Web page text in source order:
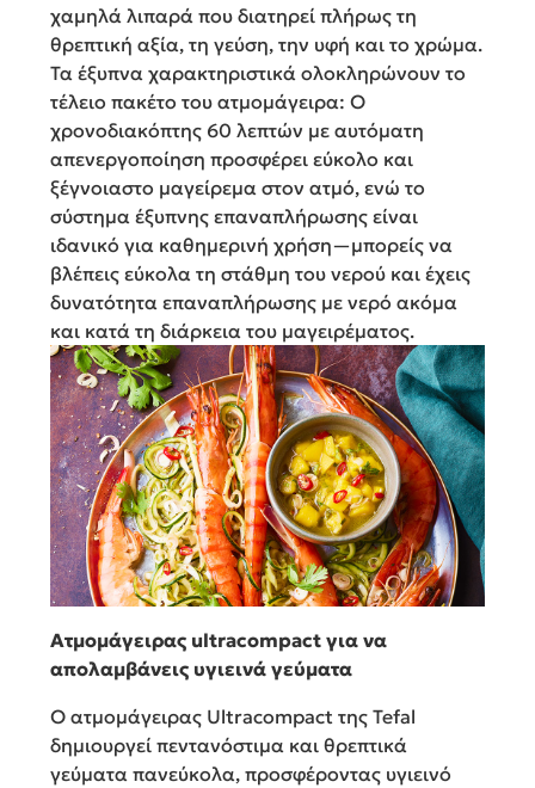
χαμηλά λιπαρά που διατηρεί πλήρως τη
θρεπτική αξία, τη γεύση, την υφή και το χρώμα.
Τα έξυπνα χαρακτηριστικά ολοκληρώνουν το
τέλειο πακέτο του ατμομάγειρα: Ο
χρονοδιακόπτης 60 λεπτών με αυτόματη
απενεργοποίηση προσφέρει εύκολο και
ξέγνοιαστο μαγείρεμα στον ατμό, ενώ το
σύστημα έξυπνης επαναπλήρωσης είναι
ιδανικό για καθημερινή χρήση—μπορείς να
βλέπεις εύκολα τη στάθμη του νερού και έχεις
δυνατότητα επαναπλήρωσης με νερό ακόμα
και κατά τη διάρκεια του μαγειρέματος.
Ατμομάγειρας ultracompact για να
απολαμβάνεις υγιεινά γεύματα
Ο ατμομάγειρας Ultracompact της Tefal
δημιουργεί πεντανόστιμα και θρεπτικά
γεύματα πανεύκολα, προσφέροντας υγιεινό